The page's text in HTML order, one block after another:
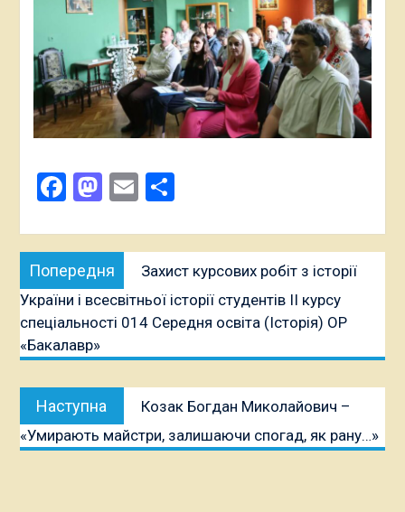
Facebook
Mastodon
Email
Навігація
записів
Попередня
публікація:
Захист курсових робіт з історії
України і всесвітньої історії студентів ІІ курсу
спеціальності 014 Середня освіта (Історія) ОР
«Бакалавр»
Наступна
публікація:
Козак Богдан Миколайович –
«Умирають майстри, залишаючи спогад, як рану…»